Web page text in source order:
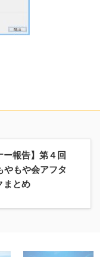
ー報告】第４回
やもや会アフタ
まとめ